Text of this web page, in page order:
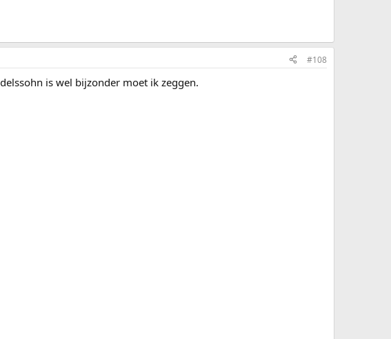
#108
is wel bijzonder moet ik zeggen.